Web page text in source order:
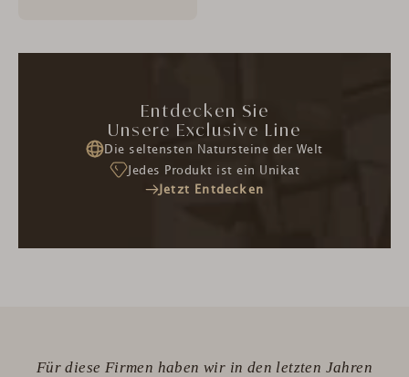
Entdecken Sie
Unsere Exclusive Line
Die seltensten Natursteine der Welt
Jedes Produkt ist ein Unikat
Jetzt Entdecken
Für diese Firmen haben wir in den letzten Jahren